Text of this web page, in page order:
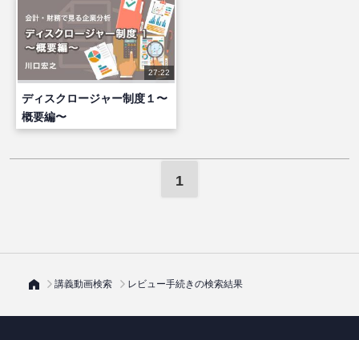
27:22
ディスクロージャー制度１〜
概要編〜
1
講義動画検索 レビュー手続きの検索結果